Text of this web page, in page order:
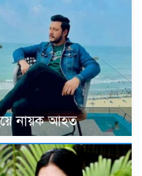
নায়ক আহত